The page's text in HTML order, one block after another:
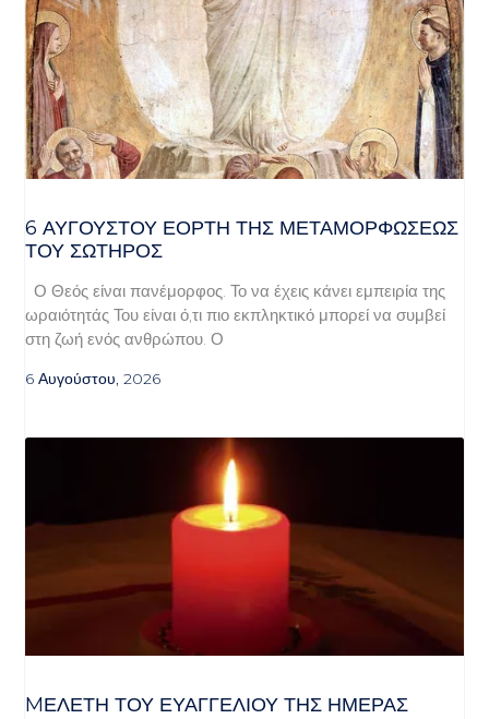
6 ΑΥΓΟΥΣΤΟΥ ΕΟΡΤΗ ΤΗΣ ΜΕΤΑΜΟΡΦΩΣΕΩΣ
ΤΟΥ ΣΩΤΗΡΟΣ
Ο Θεός είναι πανέμορφος. Το να έχεις κάνει εμπειρία της
ωραιότητάς Του είναι ό,τι πιο εκπληκτικό μπορεί να συμβεί
στη ζωή ενός ανθρώπου. Ο
6 Αυγούστου, 2026
MΕΛΈΤΗ ΤΟΥ ΕΥΑΓΓΕΛΊΟΥ ΤΗΣ ΗΜΈΡΑΣ